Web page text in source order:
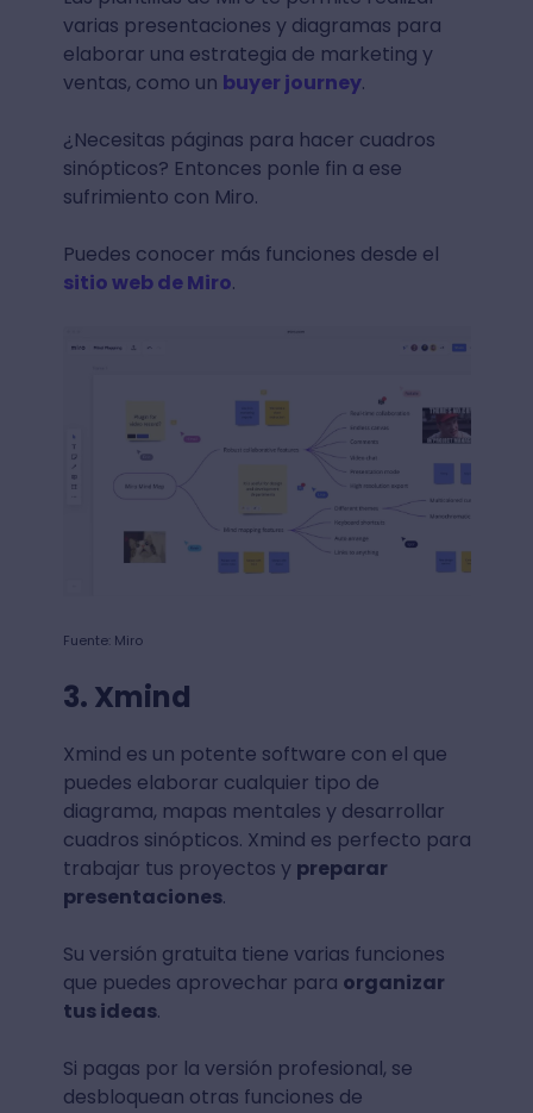
varias presentaciones y diagramas para
elaborar una estrategia de marketing y
ventas, como un buyer journey.
¿Necesitas páginas para hacer cuadros
sinópticos? Entonces ponle fin a ese
sufrimiento con Miro.
Puedes conocer más funciones desde el
sitio web de Miro.
Fuente: Miro
3. Xmind
Xmind es un potente software con el que
puedes elaborar cualquier tipo de
diagrama, mapas mentales y desarrollar
cuadros sinópticos. Xmind es perfecto para
trabajar tus proyectos y preparar
presentaciones.
Su versión gratuita tiene varias funciones
que puedes aprovechar para organizar
tus ideas.
Si pagas por la versión profesional, se
desbloquean otras funciones de